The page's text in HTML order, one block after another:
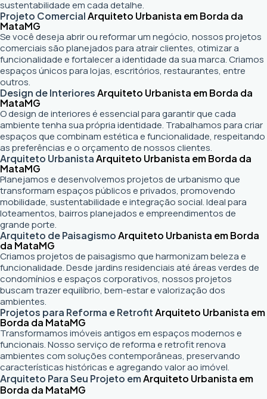
sustentabilidade em cada detalhe.
Projeto ComercialArquiteto Urbanista em Borda da
MataMG
Se você deseja abrir ou reformar um negócio, nossos projetos
comerciais são planejados para atrair clientes, otimizar a
funcionalidade e fortalecer a identidade da sua marca. Criamos
espaços únicos para lojas, escritórios, restaurantes, entre
outros.
Design de InterioresArquiteto Urbanista em Borda da
MataMG
O design de interiores é essencial para garantir que cada
ambiente tenha sua própria identidade. Trabalhamos para criar
espaços que combinam estética e funcionalidade, respeitando
as preferências e o orçamento de nossos clientes.
Arquiteto UrbanistaArquiteto Urbanista em Borda da
MataMG
Planejamos e desenvolvemos projetos de urbanismo que
transformam espaços públicos e privados, promovendo
mobilidade, sustentabilidade e integração social. Ideal para
loteamentos, bairros planejados e empreendimentos de
grande porte.
Arquiteto de PaisagismoArquiteto Urbanista em Borda
da MataMG
Criamos projetos de paisagismo que harmonizam beleza e
funcionalidade. Desde jardins residenciais até áreas verdes de
condomínios e espaços corporativos, nossos projetos
buscam trazer equilíbrio, bem-estar e valorização dos
ambientes.
Projetos para Reforma e RetrofitArquiteto Urbanista em
Borda da MataMG
Transformamos imóveis antigos em espaços modernos e
funcionais. Nosso serviço de reforma e retrofit renova
ambientes com soluções contemporâneas, preservando
características históricas e agregando valor ao imóvel.
Arquiteto Para Seu Projeto emArquiteto Urbanista em
Borda da MataMG